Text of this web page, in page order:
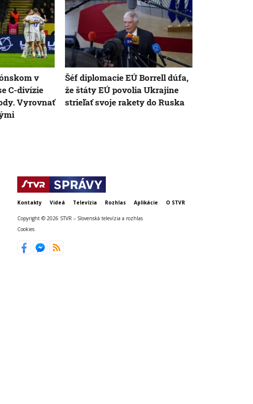
v
C-divízie
Vyrovnať
Šéf diplomacie EÚ Borrell dúfa,
že štáty EÚ povolia Ukrajine
strieľať svoje rakety do Ruska
Kontakty Videá Televízia Rozhlas Aplikácie O STVR
Copyright © 2026 STVR – Slovenská televízia a rozhlas
Cookies